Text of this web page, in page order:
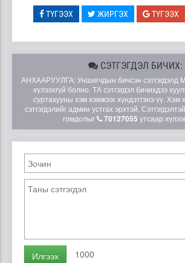
ТҮГЭЭХ ЖИРГЭХ ТҮГЭЭХ
СЭТГЭГДЭЛ БИЧИХ:
АНХААРУУЛГА: Уншигчдын бичсэн сэтгэгдэлд
хүлээхгүй болно. ТА сэтгэгдэл бичихдээ
суртахууны хэм хэмжээг хүндэтгэнэ үү. Хэм
сэтгэгдэлийг админ устгах эрхтэй.
гомдолыг
70127055 утсаар
Илгээх 1000